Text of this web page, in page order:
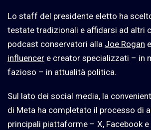
Lo staff del presidente eletto ha
testate tradizionali e affidarsi ad altri
podcast conservatori alla Joe Rogan
influencer e creator specializzati – in
fazioso – in attualità politica.
Sul lato dei social media, la
di Meta ha completato il processo di
principali piattaforme – X, Facebook